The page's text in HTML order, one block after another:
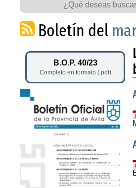
Boletín del
B.O.P. 40/23
Completo en formato (.pdf)